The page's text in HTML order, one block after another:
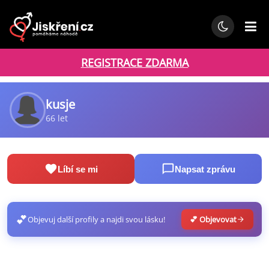
REGISTRACE ZDARMA
kusje
66 let
Líbí se mi Napsat zprávu
💕Objevuj další profily a najdi svou lásku! 💕 Objevovat